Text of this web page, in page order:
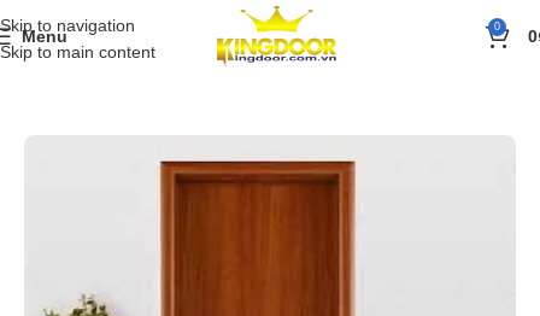
Skip to navigation
Skip to main content
Menu 0 0
Trang chủ» Sản phẩm Cửa gỗ»Cửa gỗ công nghiệp MDF Veneer